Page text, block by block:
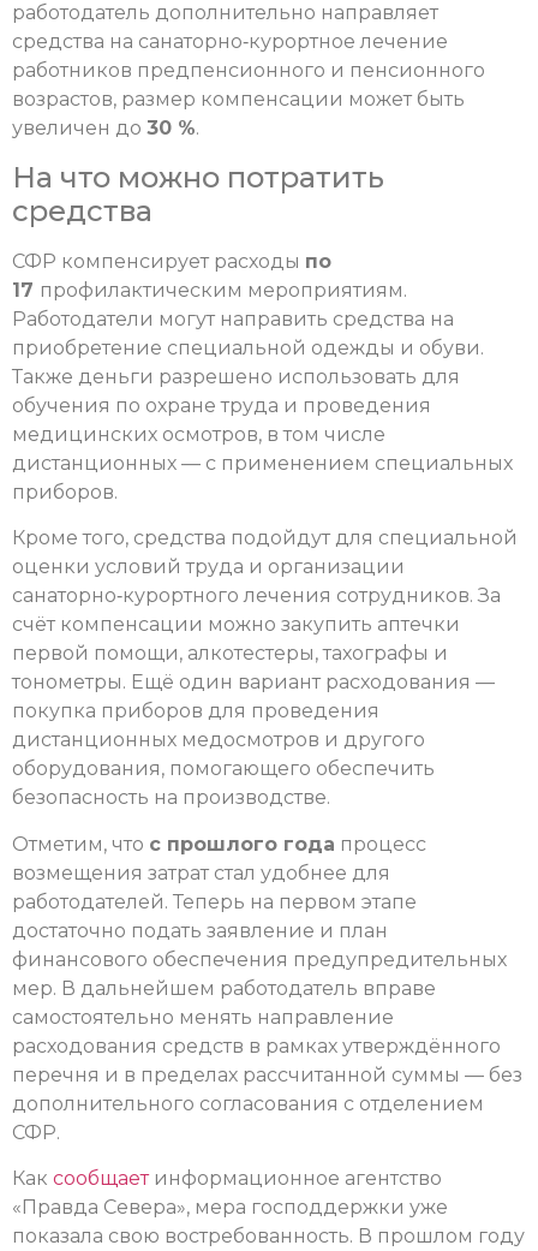
работодатель дополнительно направляет
средства на санаторно‑курортное лечение
работников предпенсионного и пенсионного
возрастов, размер компенсации может быть
увеличен до 30 %.
На что можно потратить
средства
СФР компенсирует расходы по
17 профилактическим мероприятиям.
Работодатели могут направить средства на
приобретение специальной одежды и обуви.
Также деньги разрешено использовать для
обучения по охране труда и проведения
медицинских осмотров, в том числе
дистанционных — с применением специальных
приборов.
Кроме того, средства подойдут для специальной
оценки условий труда и организации
санаторно‑курортного лечения сотрудников. За
счёт компенсации можно закупить аптечки
первой помощи, алкотестеры, тахографы и
тонометры. Ещё один вариант расходования —
покупка приборов для проведения
дистанционных медосмотров и другого
оборудования, помогающего обеспечить
безопасность на производстве.
Отметим, что с прошлого года процесс
возмещения затрат стал удобнее для
работодателей. Теперь на первом этапе
достаточно подать заявление и план
финансового обеспечения предупредительных
мер. В дальнейшем работодатель вправе
самостоятельно менять направление
расходования средств в рамках утверждённого
перечня и в пределах рассчитанной суммы — без
дополнительного согласования с отделением
СФР.
Как сообщаетинформационное агентство
«Правда Севера», мера господдержки уже
показала свою востребованность. В прошлом году